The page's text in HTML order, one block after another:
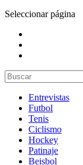
Seleccionar página
Entrevistas
Futbol
Tenis
Ciclismo
Hockey
Patinaje
Beisbol